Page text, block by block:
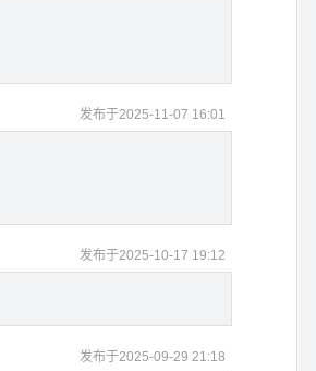
发布于2025-11-07 16:01
发布于2025-10-17 19:12
发布于2025-09-29 21:18